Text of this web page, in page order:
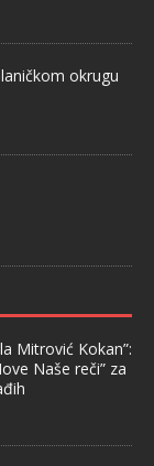
okrugu
Mitrović Kokan”:
Naše reči” za